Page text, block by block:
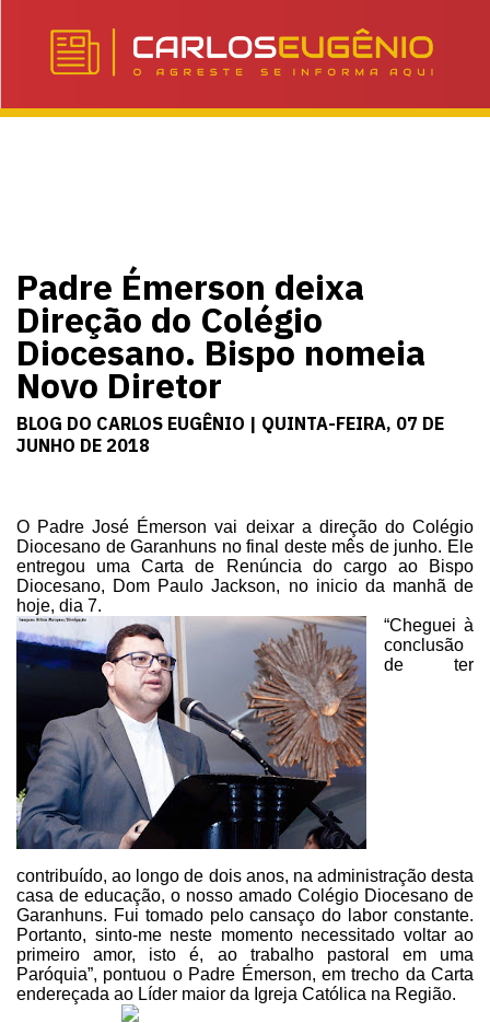
Padre Émerson deixa
Direção do Colégio
Diocesano. Bispo nomeia
Novo Diretor
BLOG DO CARLOS EUGÊNIO | QUINTA-FEIRA, 07 DE
JUNHO DE 2018
O Padre José Émerson vai deixar a direção do Colégio
Diocesano deGaranhuns no final deste mês de junho. Ele
entregou uma Carta de Renúncia docargo ao Bispo
Diocesano, Dom Paulo Jackson, no inicio da manhã de
hoje, dia 7.
“Cheguei à
conclusão
de ter
contribuído, ao longo de dois anos, na administração desta
casa de educação, o nosso amado Colégio Diocesano de
Garanhuns. Fui tomado pelo cansaço do labor constante.
Portanto, sinto-me neste momento necessitado voltar ao
primeiro amor, isto é, ao trabalho pastoral emuma
Paróquia”, pontuou o Padre Émerson, em trecho da Carta
endereçada ao Líder maior da Igreja Católica na Região.